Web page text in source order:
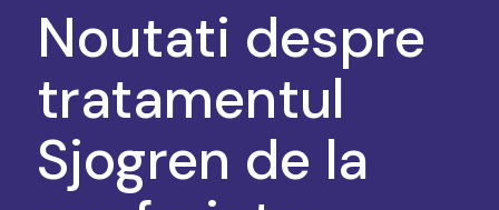
Noutati despre
tratamentul
Sjogren de la